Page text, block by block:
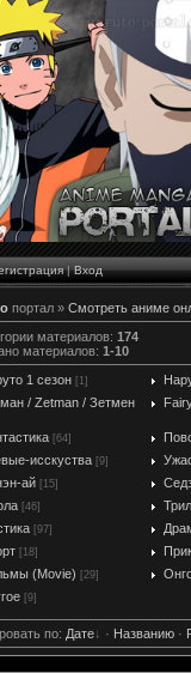
|Вход
портал » Cмотреть аниме
материалов: 174
материалов: 1-10
1 сезон [1]
/ Zetman / Зетмен
[64]
исскуства [9]
ай [15]
[46]
[97]
[18]
(Movie) [29]
[9]
по: Дате · Названию ·